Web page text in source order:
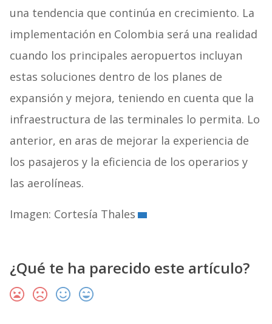
una tendencia que continúa en crecimiento. La
implementación en Colombia será una realidad
cuando los principales aeropuertos incluyan
estas soluciones dentro de los planes de
expansión y mejora, teniendo en cuenta que la
infraestructura de las terminales lo permita. Lo
anterior, en aras de mejorar la experiencia de
los pasajeros y la eficiencia de los operarios y
las aerolíneas.
Imagen: Cortesía Thales
¿Qué te ha parecido este artículo?